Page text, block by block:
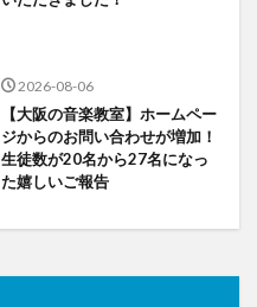
2026-08-06
【大阪の音楽教室】ホームペー
ジからのお問い合わせが増加！
生徒数が20名から27名になっ
た嬉しいご報告